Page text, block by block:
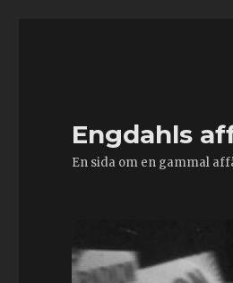
Engdahls
En sida om en gammal